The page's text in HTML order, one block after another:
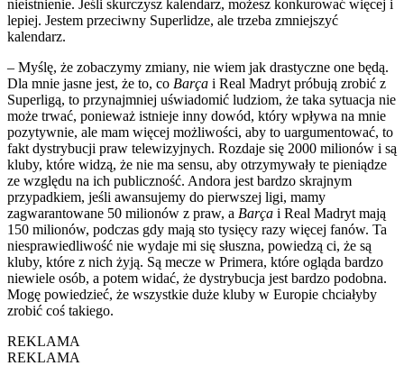
nieistnienie. Jeśli skurczysz kalendarz, możesz konkurować więcej i
lepiej. Jestem przeciwny Superlidze, ale trzeba zmniejszyć
kalendarz.
– Myślę, że zobaczymy zmiany, nie wiem jak drastyczne one będą.
Dla mnie jasne jest, że to, co Barça i Real Madryt próbują zrobić z
Superligą, to przynajmniej uświadomić ludziom, że taka sytuacja nie
może trwać, ponieważ istnieje inny dowód, który wpływa na mnie
pozytywnie, ale mam więcej możliwości, aby to uargumentować, to
fakt dystrybucji praw telewizyjnych. Rozdaje się 2000 milionów i są
kluby, które widzą, że nie ma sensu, aby otrzymywały te pieniądze
ze względu na ich publiczność. Andora jest bardzo skrajnym
przypadkiem, jeśli awansujemy do pierwszej ligi, mamy
zagwarantowane 50 milionów z praw, a Barça i Real Madryt mają
150 milionów, podczas gdy mają sto tysięcy razy więcej fanów. Ta
niesprawiedliwość nie wydaje mi się słuszna, powiedzą ci, że są
kluby, które z nich żyją. Są mecze w Primera, które ogląda bardzo
niewiele osób, a potem widać, że dystrybucja jest bardzo podobna.
Mogę powiedzieć, że wszystkie duże kluby w Europie chciałyby
zrobić coś takiego.
REKLAMA
REKLAMA